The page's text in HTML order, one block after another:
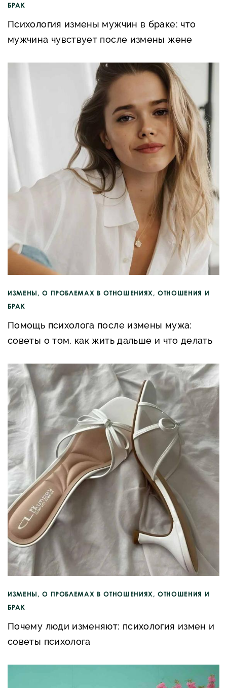
БРАК
Психология измены мужчин в браке: что
мужчина чувствует после измены жене
ИЗМЕНЫ,О ПРОБЛЕМАХ В ОТНОШЕНИЯХ,ОТНОШЕНИЯ И
БРАК
Помощь психолога после измены мужа:
советы о том, как жить дальше и что делать
ИЗМЕНЫ,О ПРОБЛЕМАХ В ОТНОШЕНИЯХ,ОТНОШЕНИЯ И
БРАК
Почему люди изменяют: психология измен и
советы психолога